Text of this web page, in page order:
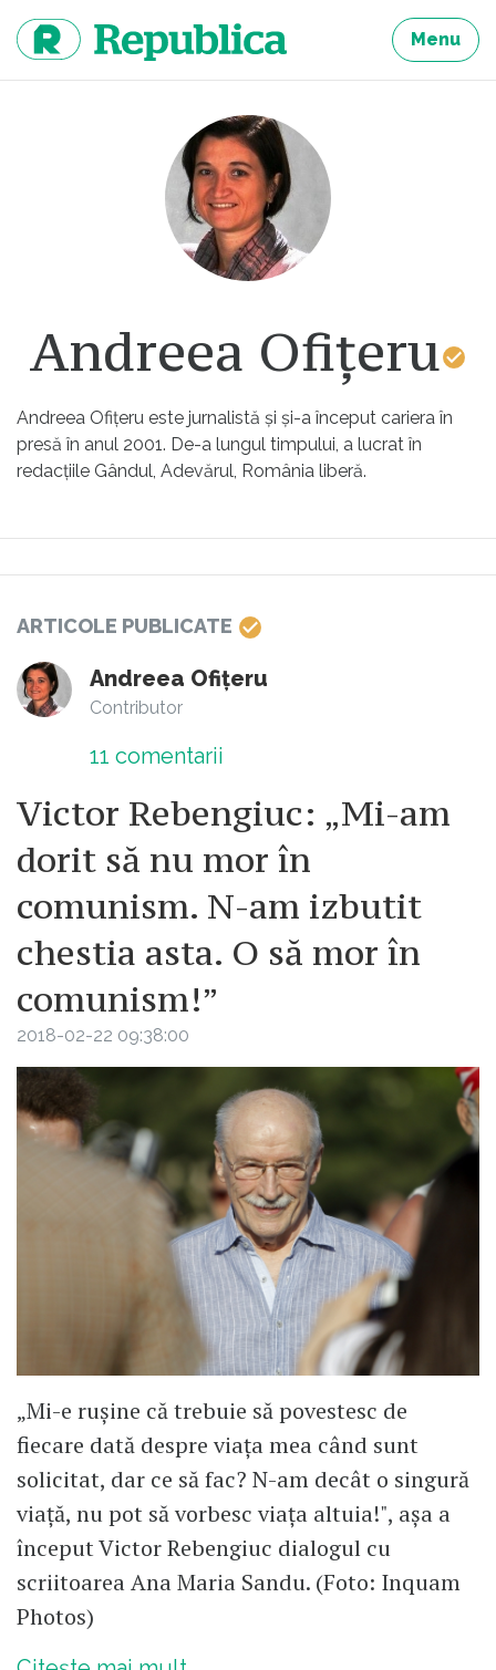
continut
Menu
Andreea Ofițeru
Andreea Ofiţeru este jurnalistă și și-a început cariera în
presă în anul 2001. De-a lungul timpului, a lucrat în
redacțiile Gândul, Adevărul, România liberă.
ARTICOLE PUBLICATE
Andreea Ofițeru
Contributor
11 comentarii
Victor Rebengiuc: „Mi-am
dorit să nu mor în
comunism. N-am izbutit
chestia asta. O să mor în
comunism!”
2018-02-22 09:38:00
„Mi-e rușine că trebuie să povestesc de
fiecare dată despre viața mea când sunt
solicitat, dar ce să fac? N-am decât o singură
viață, nu pot să vorbesc viața altuia!", așa a
început Victor Rebengiuc dialogul cu
scriitoarea Ana Maria Sandu. (Foto: Inquam
Photos)